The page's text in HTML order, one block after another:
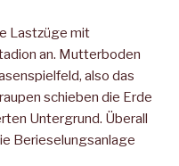
Lastzüge mit
an. Mutterboden
also das
schieben die Erde
Untergrund. Überall
Berieselungsanlage